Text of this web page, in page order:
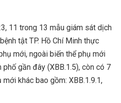
11 trong 13 mẫu giám sát dịch
tật TP. Hồ Chí Minh thực
mới, ngoài biến thể phụ mới
gần đây (XBB.1.5), còn có 7
khác bao gồm: XBB.1.9.1,